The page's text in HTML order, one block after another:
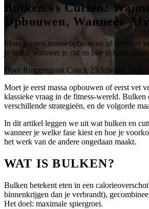
Bulken vs Cutten:
Opbouwen, Wanneer
Moet je eerst massa opbouwen of eerst vet
je bulkt, wanneer je cut en hoe je beide
Door Ruggengraat Coach·23 februari 2026
Moet je eerst massa opbouwen of eerst vet
klassieke vraag in de fitness-wereld. Bulken
verschillende strategieën, en de volgorde
In dit artikel leggen we uit wat bulken en
wanneer je welke fase kiest en hoe je
het werk van de andere ongedaan maakt.
WAT IS BULKEN?
Bulken betekent eten in een
binnenkrijgen dan je verbrandt),
Het doel: maximale spiergroei.